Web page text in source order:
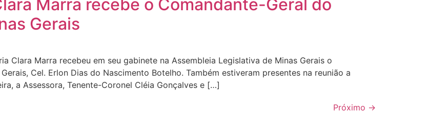
Marra recebe o Comandante-Geral do
Gerais
Clara Marra recebeu em seu gabinete na Assembleia Legislativa de Minas Gerais o
Cel. Erlon Dias do Nascimento Botelho. Também estiveram presentes na reunião a
a Assessora, Tenente-Coronel Cléia Gonçalves e […]
Próximo →